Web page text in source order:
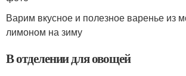
Варим вкусное и полезное варенье из
лимоном на зиму
В отделении для овощей